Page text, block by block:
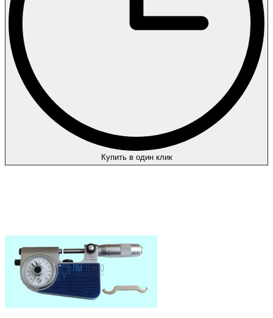
Купить в один клик